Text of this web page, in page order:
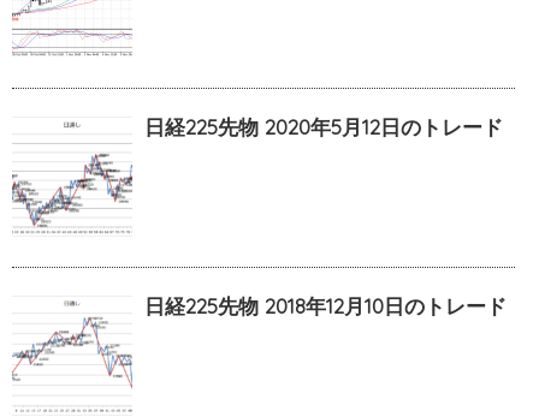
日経225先物 2020年5月12日のトレード
日経225先物 2018年12月10日のトレード